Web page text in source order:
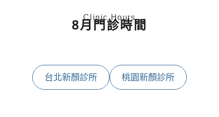
Clinic Hours
8月門診時間
台北新顏診所 桃園新顏診所